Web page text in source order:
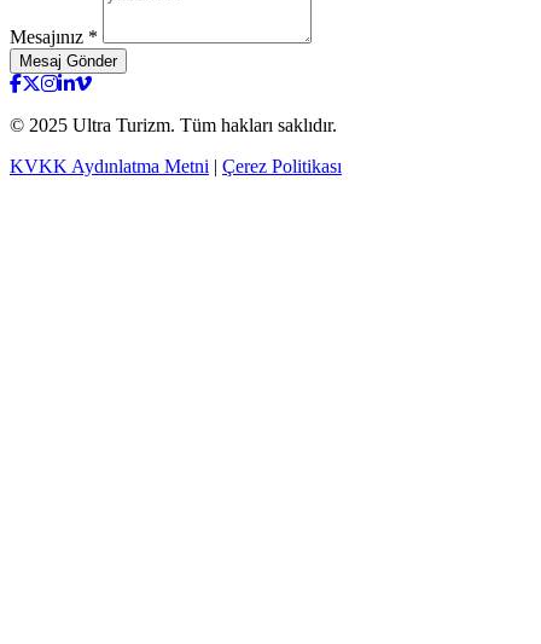
Mesajınız *
Mesaj Gönder
© 2025 Ultra Turizm. Tüm hakları saklıdır.
KVKK Aydınlatma Metni | Çerez Politikası